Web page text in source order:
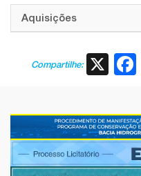
Aquisições
Compartilhe: X